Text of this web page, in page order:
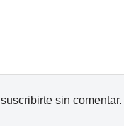
suscribirte sin comentar.